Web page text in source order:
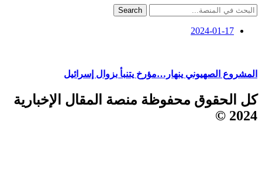
Search
2024-01-17
المشروع الصهيوني ينهار…مؤرخ يتنبأ بزوال إسرائيل
كل الحقوق محفوظة منصة المقال الإخبارية
2024 ©